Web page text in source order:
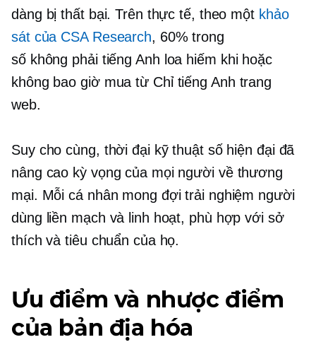
dàng bị thất bại. Trên thực tế, theo một khảo
sát của CSA Research, 60% trong
số không phải tiếng Anh loa hiếm khi hoặc
không bao giờ mua từ Chỉ tiếng Anh trang
web.
Suy cho cùng, thời đại kỹ thuật số hiện đại đã
nâng cao kỳ vọng của mọi người về thương
mại. Mỗi cá nhân mong đợi trải nghiệm người
dùng liền mạch và linh hoạt, phù hợp với sở
thích và tiêu chuẩn của họ.
Ưu điểm và nhược điểm
của bản địa hóa